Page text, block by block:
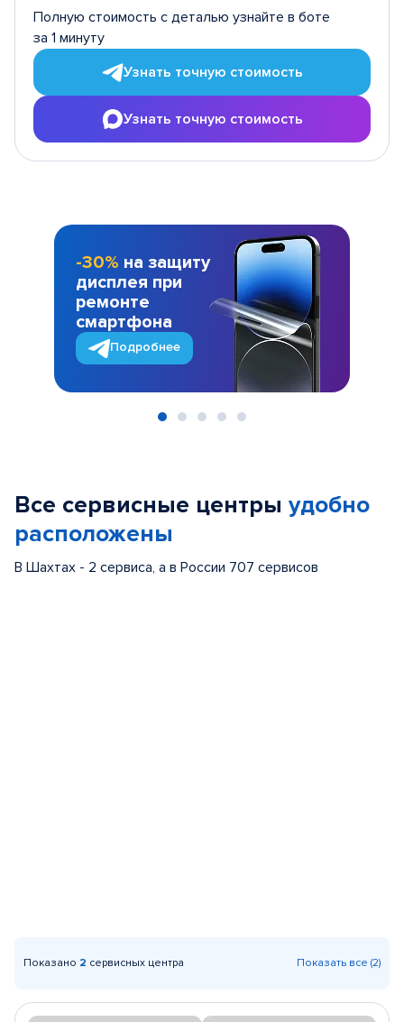
Полную стоимость с деталью узнайте в боте
за 1 минуту
Узнать точную стоимость
Узнать точную стоимость
-30% на защиту
дисплея при
ремонте
смартфона
Подробнее
Все сервисные центры удобно
расположены
В Шахтах - 2 сервиса, а в России 707 сервисов
Показано 2 сервисных центра Показать все (2)